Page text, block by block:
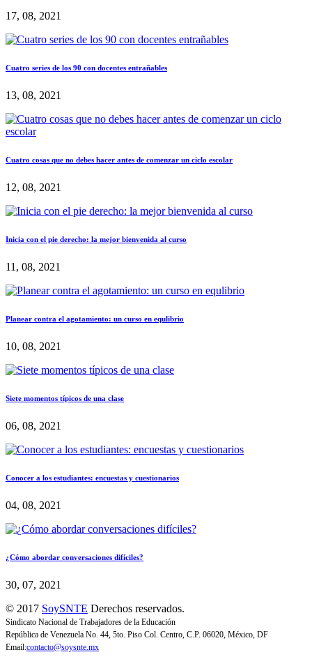
17, 08, 2021
Cuatro series de los 90 con docentes entrañables
13, 08, 2021
Cuatro cosas que no debes hacer antes de comenzar un ciclo escolar
12, 08, 2021
Inicia con el pie derecho: la mejor bienvenida al curso
11, 08, 2021
Planear contra el agotamiento: un curso en equlibrio
10, 08, 2021
Siete momentos típicos de una clase
06, 08, 2021
Conocer a los estudiantes: encuestas y cuestionarios
04, 08, 2021
¿Cómo abordar conversaciones difíciles?
30, 07, 2021
© 2017 SoySNTE Derechos reservados.
Sindicato Nacional de Trabajadores de la Educación
República de Venezuela No. 44, 5to. Piso Col. Centro, C.P. 06020, México, DF
Email:contacto@soysnte.mx